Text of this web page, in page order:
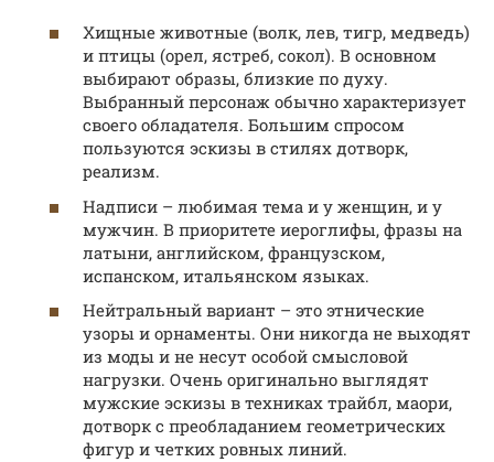
Хищные животные (волк, лев, тигр, медведь)
и птицы (орел, ястреб, сокол). В основном
выбирают образы, близкие по духу.
Выбранный персонаж обычно характеризует
своего обладателя. Большим спросом
пользуются эскизы в стилях дотворк,
реализм.
Надписи – любимая тема и у женщин, и у
мужчин. В приоритете иероглифы, фразы на
латыни, английском, французском,
испанском, итальянском языках.
Нейтральный вариант – это этнические
узоры и орнаменты. Они никогда не выходят
из моды и не несут особой смысловой
нагрузки. Очень оригинально выглядят
мужские эскизы в техниках трайбл, маори,
дотворк с преобладанием геометрических
фигур и четких ровных линий.